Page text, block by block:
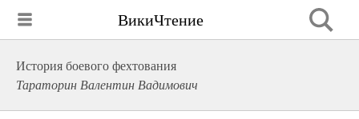
ВикиЧтение
История боевого фехтования
Тараторин Валентин Вадимович